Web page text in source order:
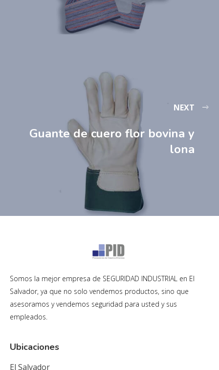
NEXT
Guante de cuero flor bovina y
lona
Somos la mejor empresa de SEGURIDAD INDUSTRIAL en El
Salvador, ya que no solo vendemos productos, sino que
asesoramos y vendemos seguridad para usted y sus
empleados.
Ubicaciones
El Salvador